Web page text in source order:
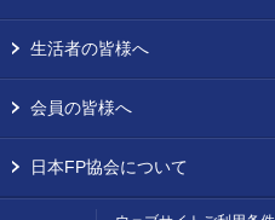
生活者の皆様へ
会員の皆様へ
日本FP協会について